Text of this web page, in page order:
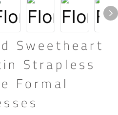
Sweetheart
Strapless
Formal